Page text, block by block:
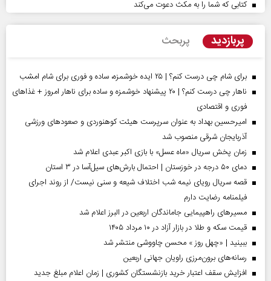
کتابی که شما را به مکث دعوت می‌کند
پربازدید پربحث
برای شام چی درست کنم؟ | ۲۵ ایده خوشمزه، ساده و فوری برای شام امشب
ناهار چی درست کنم؟ | ۲۰ پیشنهاد خوشمزه و ساده برای ناهار امروز + غذاهای
فوری و اقتصادی
امیرحسین بهداد به عنوان سرپرست هیئت کوهنوردی و صعودهای ورزشی
آذربایجان شرقی منصوب شد
زمان پخش سریال «ماه عسل» با بازی اکبر عبدی اعلام شد
دمای ۵۰ درجه در خوزستان | احتمال بارش‌های سیل‌آسا در ۳ استان
قصه سریال رویای نیمه شب اختلاف شیعه و سنی نیست/ از روند اجرای
فیلمنامه رضایت دارم
مسیر‌های راهپیمایی جاماندگان اربعین در البرز اعلام شد
قیمت سکه و طلا در بازار آزاد در ۱۰ مرداد ۱۴۰۵
ببینید | «چهل روز » محسن چاووشی منتشر شد
رسانه‌های برون‌مرزی راویان جهانی اربعین
افزایش سقف اعتبار خرید بازنشستگان کشوری | زمان اعلام مبلغ جدید